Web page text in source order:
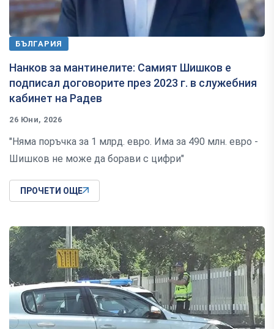
БЪЛГАРИЯ
Нанков за мантинелите: Самият Шишков е
подписал договорите през 2023 г. в служебния
кабинет на Радев
26 Юни, 2026
"Няма поръчка за 1 млрд. евро. Има за 490 млн. евро -
Шишков не може да борави с цифри"
ПРОЧЕТИ ОЩЕ